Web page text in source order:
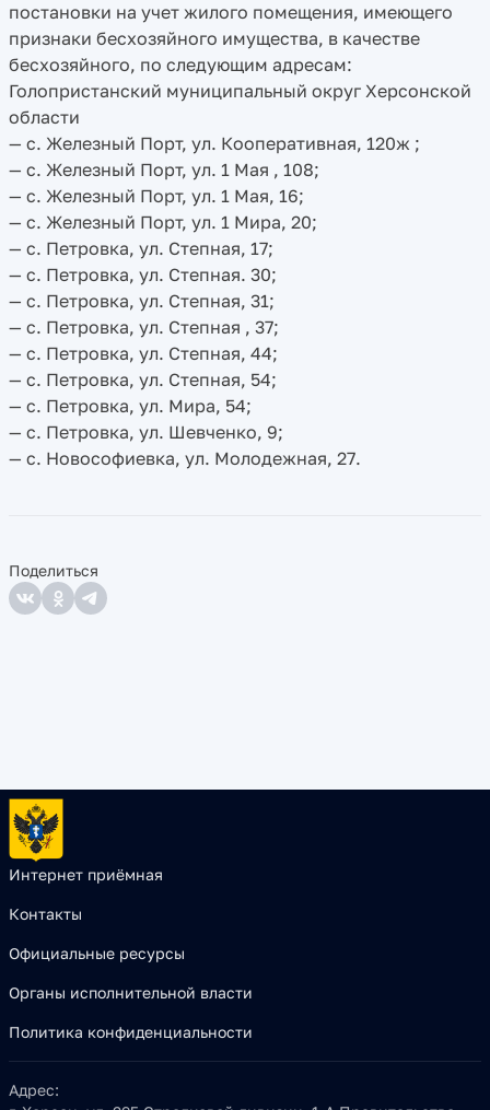
постановки на учет жилого помещения, имеющего
признаки бесхозяйного имущества, в качестве
бесхозяйного, по следующим адресам:
Голопристанский муниципальный округ Херсонской
области
— с. Железный Порт, ул. Кооперативная, 120ж ;
— с. Железный Порт, ул. 1 Мая , 108;
— с. Железный Порт, ул. 1 Мая, 16;
— с. Железный Порт, ул. 1 Мира, 20;
— с. Петровка, ул. Степная, 17;
— с. Петровка, ул. Степная. 30;
— с. Петровка, ул. Степная, 31;
— с. Петровка, ул. Степная , 37;
— с. Петровка, ул. Степная, 44;
— с. Петровка, ул. Степная, 54;
— с. Петровка, ул. Мира, 54;
— с. Петровка, ул. Шевченко, 9;
— с. Новософиевка, ул. Молодежная, 27.
Поделиться
Интернет приёмная
Контакты
Официальные ресурсы
Органы исполнительной власти
Политика конфиденциальности
Адрес: